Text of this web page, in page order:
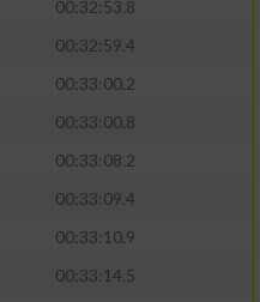
00:32:53.8
00:32:59.4
00:33:00.2
00:33:00.8
00:33:08.2
00:33:09.4
00:33:10.9
00:33:14.5